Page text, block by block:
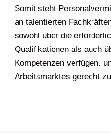
Somit steht
an talentierten
sowohl über die
Qualifikationen als auch
Kompetenzen verfügen,
Arbeitsmarktes gerecht